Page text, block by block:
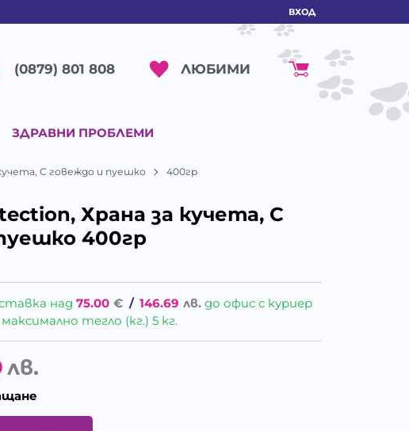
ВХОД
(0879) 801 808 ЛЮБИМИ
ЗДРАВНИ ПРОБЛЕМИ
С говеждо и пуешко 400гр
Храна за кучета, С
400гр
над75.00 € / 146.69 лв. до офис с куриер
тегло (кг.) 5 кг.
лв.